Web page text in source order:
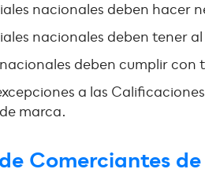
nacionales deben hacer
nacionales deben tener
deben cumplir
a las
marca.
Comerciantes